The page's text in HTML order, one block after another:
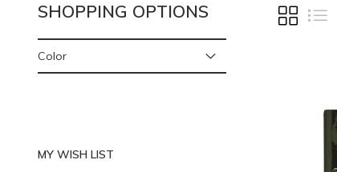
VIEW
AS
Grid
SHOPPING OPTIONS
Color
MY WISH LIST